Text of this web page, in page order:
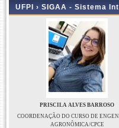
UFPI › SIGAA - Sistema
PRISCILA ALVES BARROSO
COORDENAÇÃO DO CURSO DE
AGRONÔMICA/CPCE